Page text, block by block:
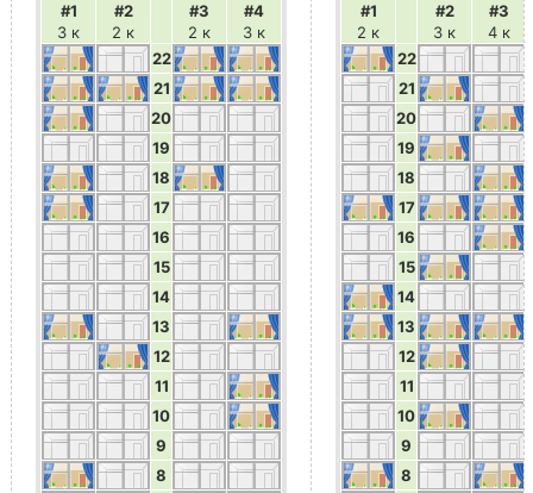
#1
3 к
#2
2 к
#3
2 к
#4
3 к
22
21
20
19
18
17
16
15
14
13
12
11
10
9
8
#1
2 к
#2
3 к
#3
4 к
22
21
20
19
18
17
16
15
14
13
12
11
10
9
8